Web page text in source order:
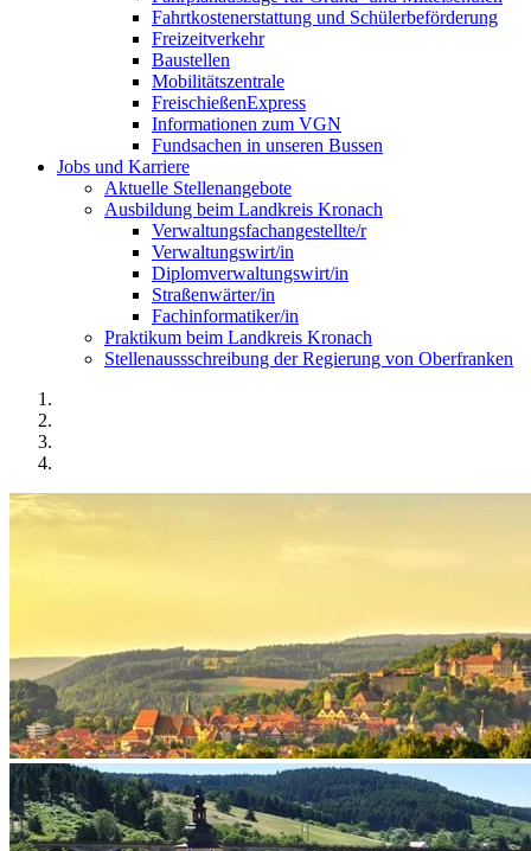
Fahrtkostenerstattung und Schülerbeförderung
Freizeitverkehr
Baustellen
Mobilitätszentrale
FreischießenExpress
Informationen zum VGN
Fundsachen in unseren Bussen
Jobs und Karriere
Aktuelle Stellenangebote
Ausbildung beim Landkreis Kronach
Verwaltungsfachangestellte/r
Verwaltungswirt/in
Diplomverwaltungswirt/in
Straßenwärter/in
Fachinformatiker/in
Praktikum beim Landkreis Kronach
Stellenaussschreibung der Regierung von Oberfranken